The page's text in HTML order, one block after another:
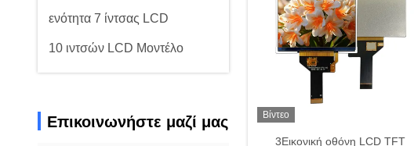
ενότητα 7 ίντσας LCD
10 ιντσών LCD Μοντέλο
Επικοινωνήστε μαζί μας Βίντεο
3Εικονική οθόνη LCD TFT